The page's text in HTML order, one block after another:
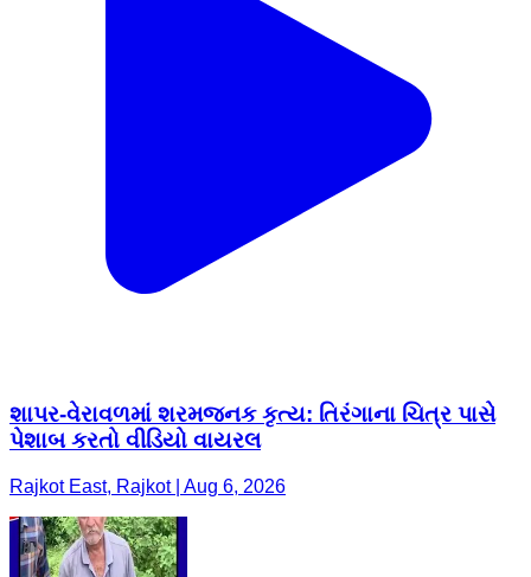
શાપર-વેરાવળમાં શરમજનક કૃત્ય: તિરંગાના ચિત્ર પાસે
પેશાબ કરતો વીડિયો વાયરલ
Rajkot East, Rajkot | Aug 6, 2026